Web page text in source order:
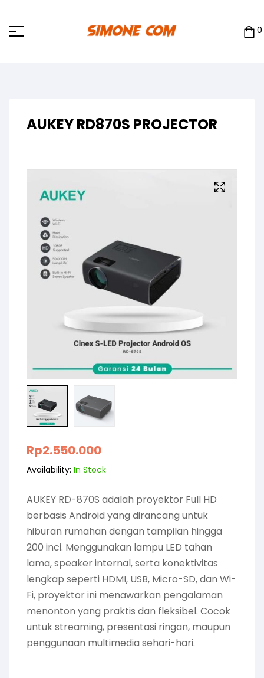
0
AUKEY RD870S PROJECTOR
Rp2.550.000
Availability: In Stock
AUKEY RD-870S adalah proyektor Full HD
berbasis Android yang dirancang untuk
hiburan rumahan dengan tampilan hingga
200 inci. Menggunakan lampu LED tahan
lama, speaker internal, serta konektivitas
lengkap seperti HDMI, USB, Micro-SD, dan Wi-
Fi, proyektor ini menawarkan pengalaman
menonton yang praktis dan fleksibel. Cocok
untuk streaming, presentasi ringan, maupun
penggunaan multimedia sehari-hari.